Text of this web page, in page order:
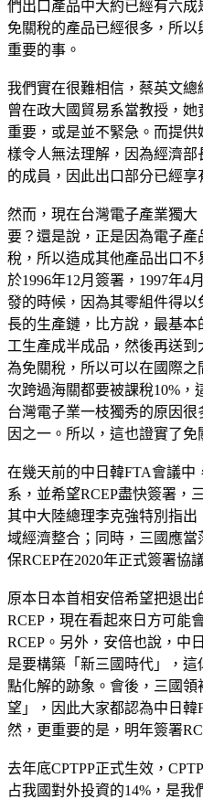
們出口產品中大約已經有六
免關稅的產品已經很多，所
重要的事。
我們實在很難相信，蔡英文
曾在政大國貿易系當教授，
重要，或是並不緊急。而提
樣令人無法理解，因為經濟
的成員，因此出口部分已經享
然而，現在台灣電子產業獨
要？還是說，正是因為電子
稅，所以造成其他產品出口
於1996年12月簽署，1997年4
發的時候，因為其零組件得
長的生產鏈，比方說，最基
工生產成半成品，然後再送
為免關稅，所以可以在國際
次跨過海關都要被課稅10%，
台灣電子業一枝獨秀的原因
因之一。所以，這也證實了
在幾天前的中日韓FTA會議中
系，並希望RCEP盡快簽署，
其中大陸總理李克強特別指
域經濟整合；同時，三國應
保RCEP在2020年正式簽署協
原本日本首相安倍希望把退
RCEP，現在看起來日方可能
RCEP。另外，安倍也說，中
是要構築「新三國時代」，
點化解的跡象。會後，三國
望」，因此大家都認為中日
然，更重要的是，明年簽署
去年底CPTPP正式生效，
占我國對外投資的14%，是我